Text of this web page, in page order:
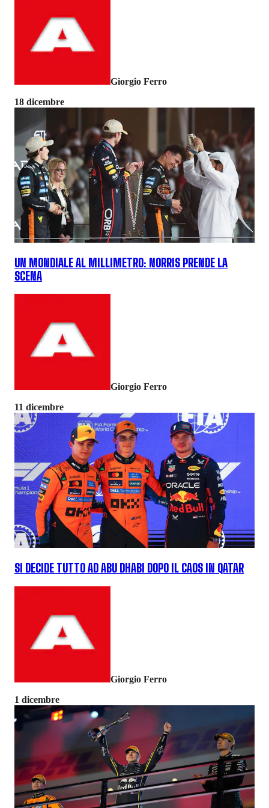
Giorgio Ferro
18 dicembre
UN MONDIALE AL MILLIMETRO: NORRIS PRENDE LA
SCENA
Giorgio Ferro
11 dicembre
SI DECIDE TUTTO AD ABU DHABI DOPO IL CAOS IN QATAR
Giorgio Ferro
1 dicembre